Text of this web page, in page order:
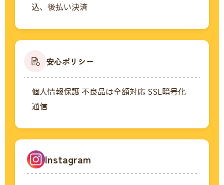
込、後払い決済
安心ポリシー
個人情報保護 不良品は全額対応 SSL暗号化
通信
Instagram